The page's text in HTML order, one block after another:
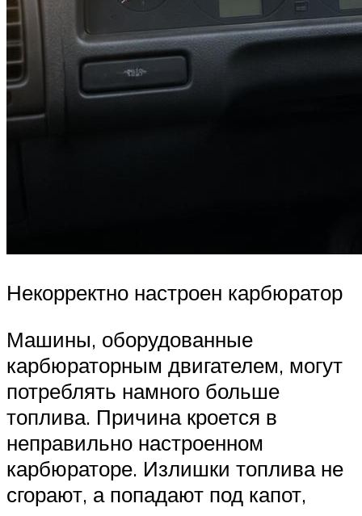
Некорректно настроен карбюратор
Машины, оборудованные
карбюраторным двигателем, могут
потреблять намного больше
топлива. Причина кроется в
неправильно настроенном
карбюраторе. Излишки топлива не
сгорают, а попадают под капот,